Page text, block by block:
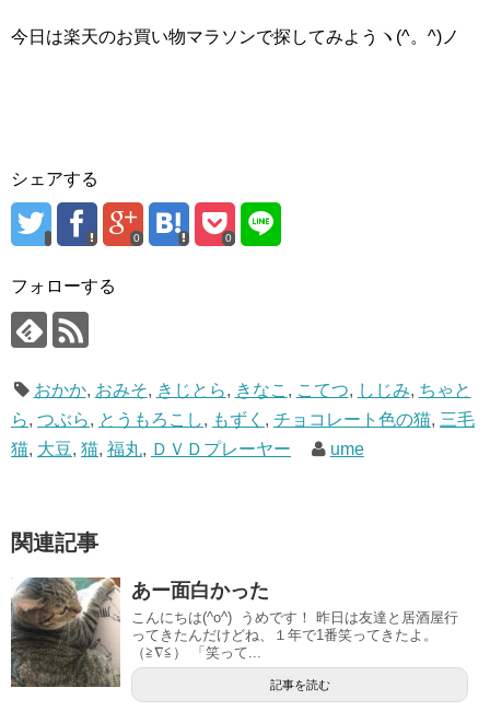
今日は楽天のお買い物マラソンで探してみようヽ(^。^)ノ
シェアする
0 0
フォローする
おかか, おみそ, きじとら, きなこ , こてつ, しじみ, ちゃと
ら, つぶら, とうもろこし, もずく , チョコレート色の猫, 三毛
猫, 大豆, 猫, 福丸, ＤＶＤプレーヤー ume
関連記事
あー面白かった
こんにちは(^o^) うめです！ 昨日は友達と居酒屋行
ってきたんだけどね、１年で1番笑ってきたよ。
（≧∇≦） 「笑って...
記事を読む